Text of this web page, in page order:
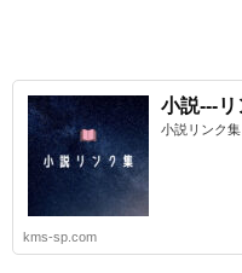
小説---
小説リンク集
kms-sp.com